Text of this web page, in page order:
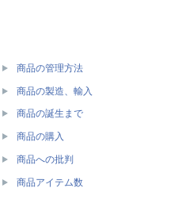
商品の管理方法
商品の製造、輸入
商品の誕生まで
商品の購入
商品への批判
商品アイテム数